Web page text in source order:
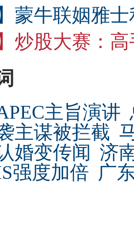
蒙牛联姻雅
炒股大赛：高
主旨演讲
主谋被拦截
婚变传闻 济
强度加倍 广